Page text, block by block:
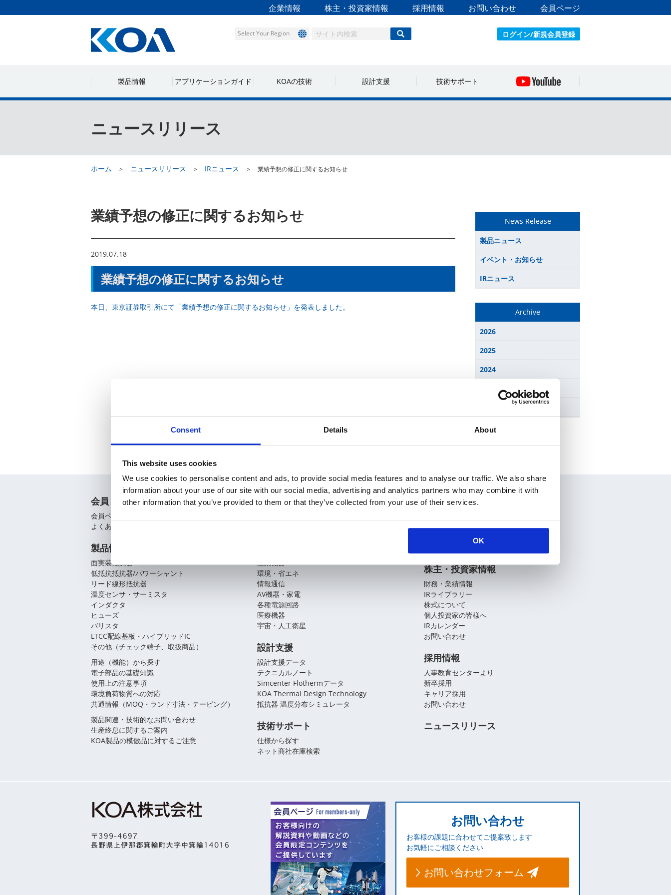
Consent Details About
This website uses cookies
We use cookies to personalise content and ads, to provide social media features and to analyse our traffic. We also share
information about your use of our site with our social media, advertising and analytics partners who may combine it with
other information that you’ve provided to them or that they’ve collected from your use of their services.
OK
企業情報 株主・投資家情報 採用情報 お問い合わせ 会員ページ
ログイン/新規会員登録
Select Your Region
製品情報 アプリケーションガイド KOAの技術 設計支援 技術サポート
ニュースリリース
ホーム ニュースリリース IRニュース 業績予想の修正に関するお知らせ
業績予想の修正に関するお知らせ
2019.07.18
業績予想の修正に関するお知らせ
本日、東京証券取引所にて「業績予想の修正に関するお知らせ」を発表しました。
News Release
製品ニュース
イベント・お知らせ
IRニュース
Archive
2026
2025
2024
会員
会員ページ
よくあるご質問（FAQ）
製品情報
面実装抵抗器
低抵抗抵抗器/パワーシャント
リード線形抵抗器
温度センサ・サーミスタ
インダクタ
ヒューズ
バリスタ
LTCC配線基板・ハイブリッドIC
その他（チェック端子、取扱商品）
用途（機能）から探す
電子部品の基礎知識
使用上の注意事項
環境負荷物質への対応
共通情報（MOQ・ランド寸法・テーピング）
製品関連・技術的なお問い合わせ
生産終息に関するご案内
KOA製品の模倣品に対するご注意
KOAの技術
産業機器
環境・省エネ
情報通信
AV機器・家電
各種電源回路
医療機器
宇宙・人工衛星
設計支援
設計支援データ
テクニカルノート
Simcenter Flothermデータ
KOA Thermal Design Technology
抵抗器 温度分布シミュレータ
技術サポート
仕様から探す
ネット商社在庫検索
企業情報
役員紹介
株主・投資家情報
財務・業績情報
IRライブラリー
株式について
個人投資家の皆様へ
IRカレンダー
お問い合わせ
採用情報
人事教育センターより
新卒採用
キャリア採用
お問い合わせ
ニュースリリース
お問い合わせ
お客様の課題に合わせてご提案致します
お気軽にご相談ください
お問い合わせフォーム